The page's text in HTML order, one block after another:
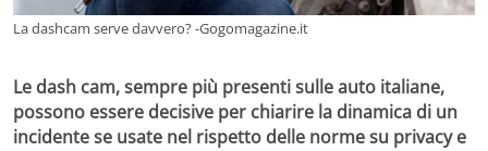
La dashcam serve davvero? -Gogomagazine.it
Le dash cam, sempre più presenti sulle auto italiane,
possono essere decisive per chiarire la dinamica di un
incidente se usate nel rispetto delle norme su privacy e